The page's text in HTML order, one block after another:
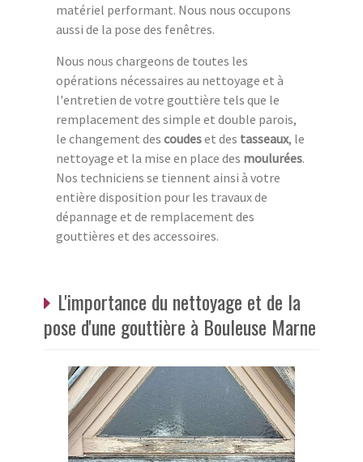
matériel performant. Nous nous occupons
aussi de la pose des fenêtres.
Nous nous chargeons de toutes les
opérations nécessaires au nettoyage et à
l'entretien de votre gouttière tels que le
remplacement des simple et double parois,
le changement des coudeset des tasseaux, le
nettoyage et la mise en place des moulurées.
Nos techniciens se tiennent ainsi à votre
entière disposition pour les travaux de
dépannage et de remplacement des
gouttières et des accessoires.
L'importance du nettoyage et de la
pose d'une gouttière à Bouleuse Marne